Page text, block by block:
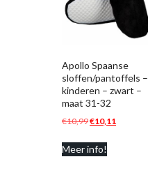
Apollo Spaanse
sloffen/pantoffels –
kinderen – zwart –
maat 31-32
€10,99Oorspronkelijke
was:
€10,11
Meer info!